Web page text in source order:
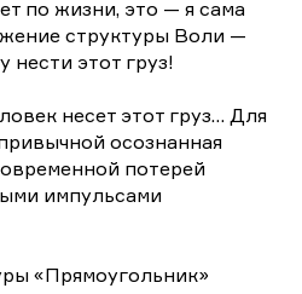
по жизни, это — я сама
структуры Воли —
нести этот груз!
несет этот груз… Для
осознанная
потерей
импульсами
«Прямоугольник»